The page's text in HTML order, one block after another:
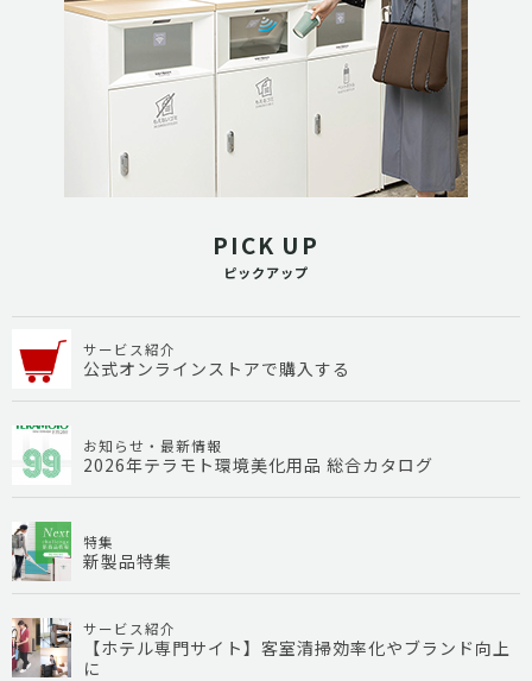
PICK UP
ピックアップ
サービス紹介
公式オンラインストアで購入する
お知らせ・最新情報
2026年テラモト環境美化用品 総合カタログ
特集
新製品特集
サービス紹介
【ホテル専門サイト】客室清掃効率化やブランド向上
に